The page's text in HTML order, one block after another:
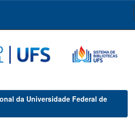
da Universidade Federal de